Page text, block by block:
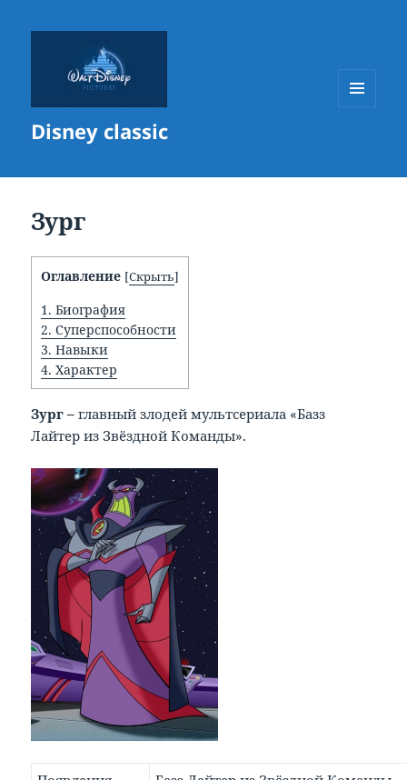
Disney classic
Зург
Оглавление [Скрыть]
1. Биография
2. Суперспособности
3. Навыки
4. Характер
Зург –главный злодей мультсериала «Базз
Лайтер из Звёздной Команды».